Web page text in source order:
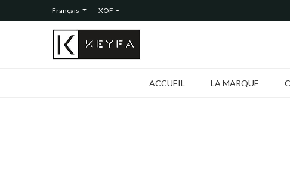
Français XOF
ACCUEIL LA MARQUE